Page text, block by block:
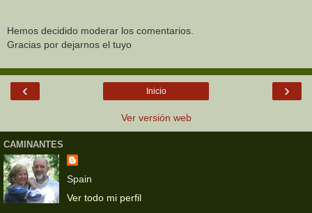
Hemos decidido moderar los comentarios.
Gracias por dejarnos el tuyo
‹ ›
Inicio
Ver versión web
CAMINANTES
Spain
Ver todo mi perfil